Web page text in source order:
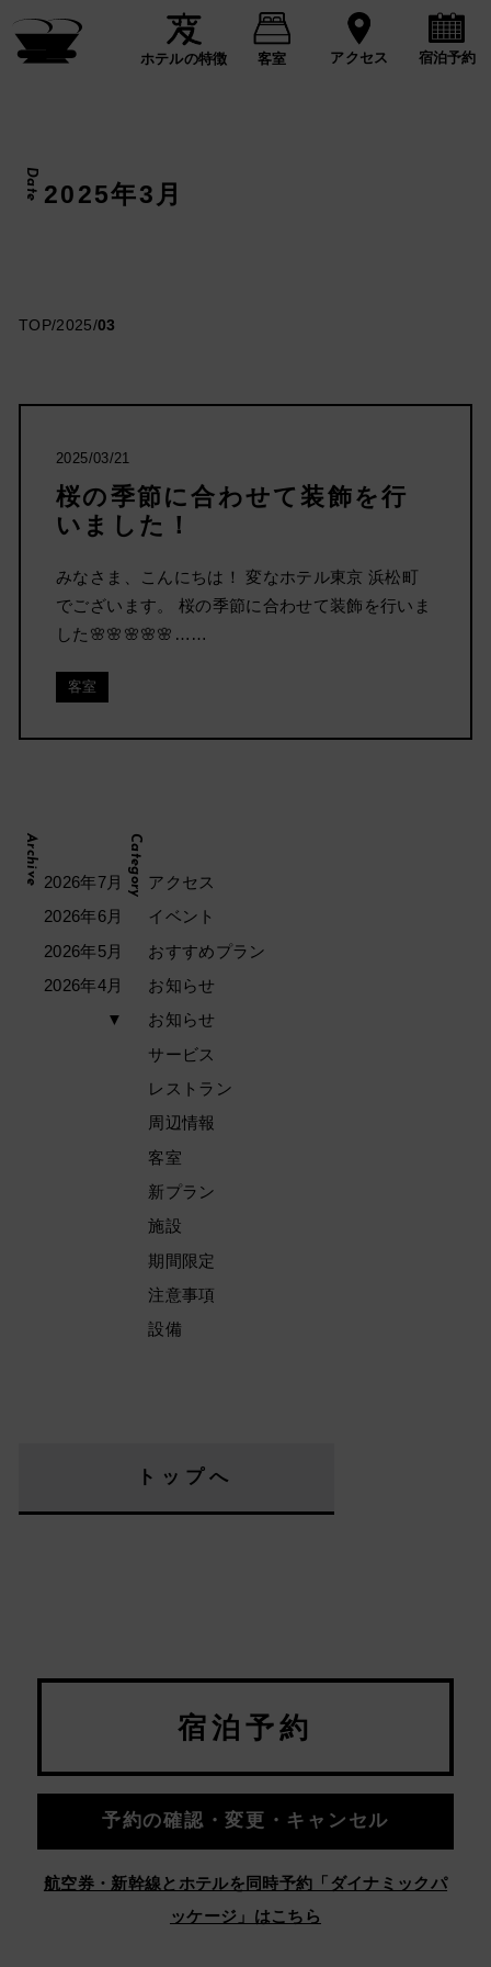
ホテルの特徴 客室 アクセス 宿泊予約
Date 2025年3月
TOP/2025/03
2025/03/21
桜の季節に合わせて装飾を行
いました！
みなさま、こんにちは！ 変なホテル東京 浜松町
でございます。 桜の季節に合わせて装飾を行いま
した🌸🌸🌸🌸🌸……
客室
Archive 2026年7月
2026年6月
2026年5月
2026年4月
▼
Category アクセス
イベント
おすすめプラン
お知らせ
お知らせ
サービス
レストラン
周辺情報
客室
新プラン
施設
期間限定
注意事項
設備
トップへ
宿泊予約
予約の確認・変更・キャンセル
航空券・新幹線とホテルを同時予約「ダイナミックパ
ッケージ」はこちら